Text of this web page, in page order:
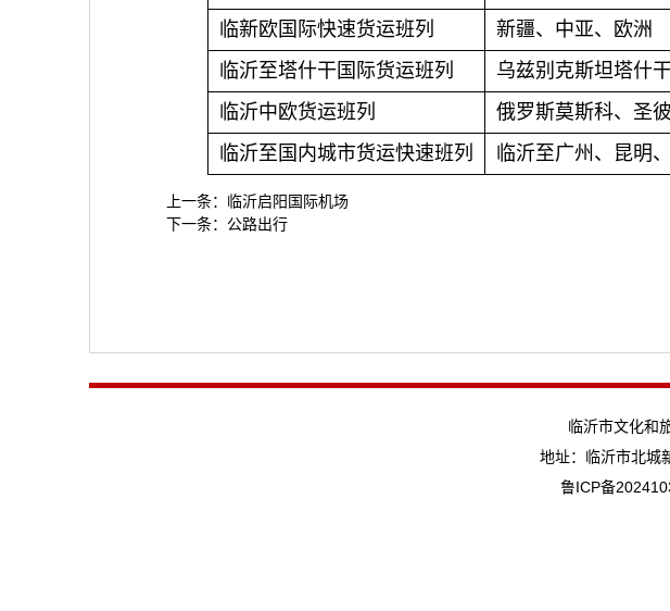
临新欧国际快速货运班列
新疆、中亚、欧洲
临沂至塔什干国际货运班列
乌兹别克斯坦塔什干
临沂中欧货运班列
俄罗斯莫斯科、圣
临沂至国内城市货运快速班列
临沂至广州、昆明
上一条： 临沂启阳国际机场
下一条： 公路出行
临沂市文化和
地址：临沂市北城
鲁ICP备